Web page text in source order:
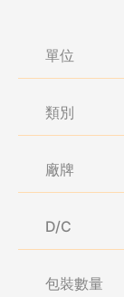
單位
類別
廠牌
D/C
包裝數量